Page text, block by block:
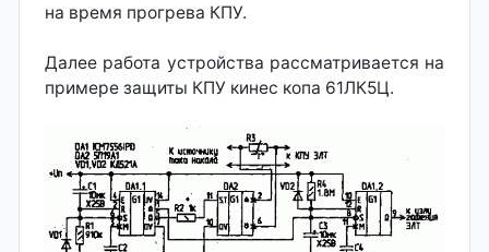
на время прогрева КПУ.
Далее работа устройства рассматривается на
примере защиты КПУ кинес копа 61ЛК5Ц.